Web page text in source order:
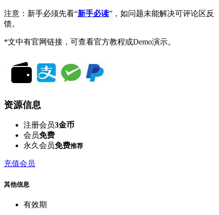
注意：新手必须先看“新手必读”，如问题未能解决可评论区反
馈。
*文中有官网链接，可查看官方教程或Demo演示。
资源信息
注册会员3金币
会员免费
永久会员免费推荐
充值会员
其他信息
有效期